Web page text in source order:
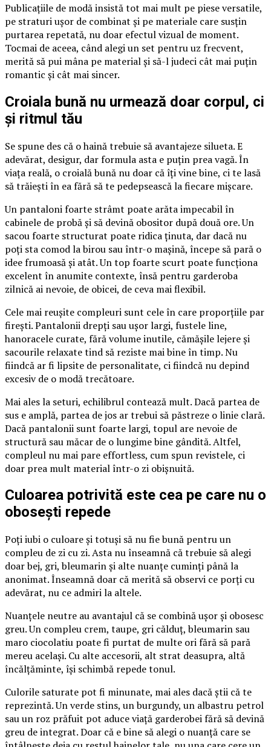
Publicațiile de modă insistă tot mai mult pe piese versatile,
pe straturi ușor de combinat și pe materiale care susțin
purtarea repetată, nu doar efectul vizual de moment.
Tocmai de aceea, când alegi un set pentru uz frecvent,
merită să pui mâna pe material și să-l judeci cât mai puțin
romantic și cât mai sincer.
Croiala bună nu urmează doar corpul, ci
și ritmul tău
Se spune des că o haină trebuie să avantajeze silueta. E
adevărat, desigur, dar formula asta e puțin prea vagă. În
viața reală, o croială bună nu doar că îți vine bine, ci te lasă
să trăiești în ea fără să te pedepsească la fiecare mișcare.
Un pantaloni foarte strâmt poate arăta impecabil în
cabinele de probă și să devină obositor după două ore. Un
sacou foarte structurat poate ridica ținuta, dar dacă nu
poți sta comod la birou sau într-o mașină, începe să pară o
idee frumoasă și atât. Un top foarte scurt poate funcționa
excelent în anumite contexte, însă pentru garderoba
zilnică ai nevoie, de obicei, de ceva mai flexibil.
Cele mai reușite compleuri sunt cele în care proporțiile par
firești. Pantalonii drepți sau ușor largi, fustele line,
hanoracele curate, fără volume inutile, cămășile lejere și
sacourile relaxate tind să reziste mai bine în timp. Nu
fiindcă ar fi lipsite de personalitate, ci fiindcă nu depind
excesiv de o modă trecătoare.
Mai ales la seturi, echilibrul contează mult. Dacă partea de
sus e amplă, partea de jos ar trebui să păstreze o linie clară.
Dacă pantalonii sunt foarte largi, topul are nevoie de
structură sau măcar de o lungime bine gândită. Altfel,
compleul nu mai pare effortless, cum spun revistele, ci
doar prea mult material într-o zi obișnuită.
Culoarea potrivită este cea pe care nu o
obosești repede
Poți iubi o culoare și totuși să nu fie bună pentru un
compleu de zi cu zi. Asta nu înseamnă că trebuie să alegi
doar bej, gri, bleumarin și alte nuanțe cuminți până la
anonimat. Înseamnă doar că merită să observi ce porți cu
adevărat, nu ce admiri la altele.
Nuanțele neutre au avantajul că se combină ușor și obosesc
greu. Un compleu crem, taupe, gri călduț, bleumarin sau
maro ciocolatiu poate fi purtat de multe ori fără să pară
mereu același. Cu alte accesorii, alt strat deasupra, altă
încălțăminte, își schimbă repede tonul.
Culorile saturate pot fi minunate, mai ales dacă știi că te
reprezintă. Un verde stins, un burgundy, un albastru petrol
sau un roz prăfuit pot aduce viață garderobei fără să devină
greu de integrat. Doar că e bine să alegi o nuanță care se